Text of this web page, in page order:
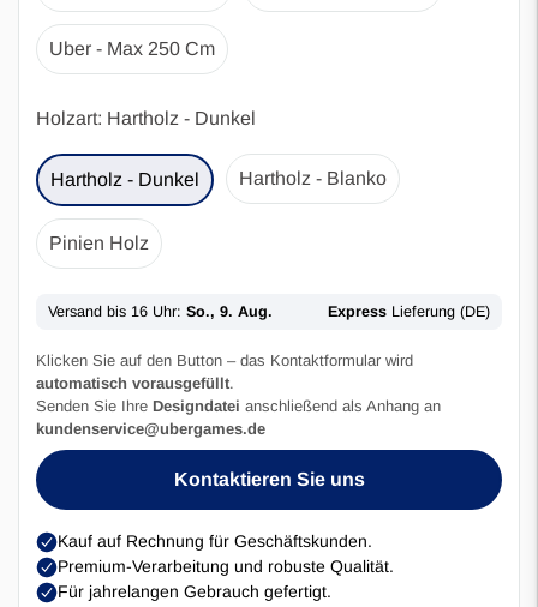
Uber - Max 250 Cm
Holzart: Hartholz - Dunkel
Hartholz - Dunkel Hartholz - Blanko
Pinien Holz
Klicken Sie auf den Button – das Kontaktformular wird
automatisch vorausgefüllt.
Senden Sie Ihre Designdatei anschließend als Anhang an
kundenservice@ubergames.de
Kontaktieren Sie uns